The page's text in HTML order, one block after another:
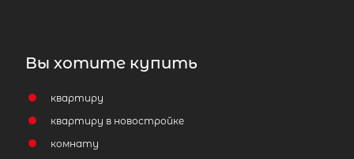
Вы хотите купить
квартиру
квартиру в новостройке
комнату